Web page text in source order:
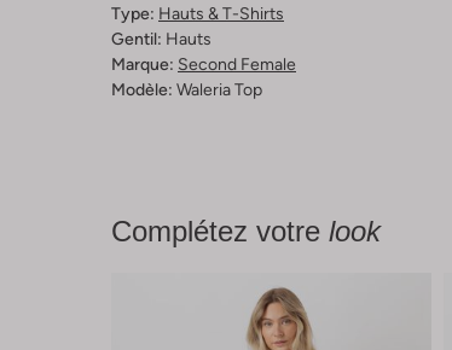
Type: Hauts & T-Shirts
Gentil: Hauts
Marque: Second Female
Modèle: Waleria Top
Complétez votre look